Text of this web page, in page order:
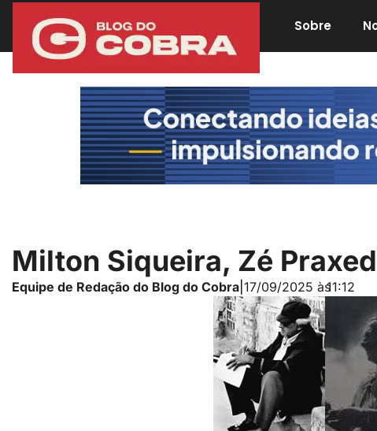
Sobre
Milton Siqueira, Zé
Equipe de Redação do Blog do Cobra 17/09/2025 às11:12